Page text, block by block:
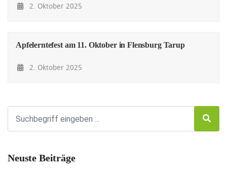
2. Oktober 2025
Apfelerntefest am 11. Oktober in Flensburg Tarup
2. Oktober 2025
Neuste Beiträge